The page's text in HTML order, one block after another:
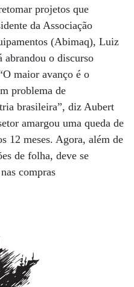
projetos que
da Associação
(Abimaq), Luiz
o discurso
maior avanço é o
problema de
brasileira”, diz Aubert
amargou uma queda de
12 meses. Agora, além de
de folha, deve se
compras